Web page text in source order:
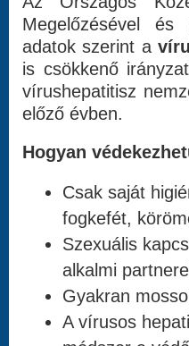
Megelőzésével és
adatok szerint a
is csökkenő
vírushepatitisz
előző évben.
Hogyan
Csak saját
fogkefét,
Szexuális
alkalmi
Gyakran
A vírusos